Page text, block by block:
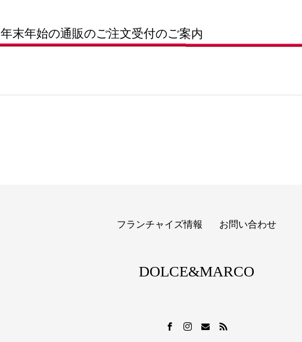
年末年始の通販のご注文受付のご案内
フランチャイズ情報 お問い合わせ
DOLCE&MARCO